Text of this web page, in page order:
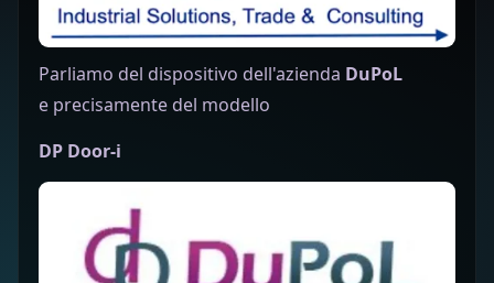
Parliamo del dispositivo dell'azienda DuPoL
e precisamente del modello
DP Door-i